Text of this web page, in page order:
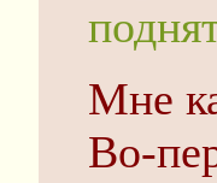
Мне
Во-